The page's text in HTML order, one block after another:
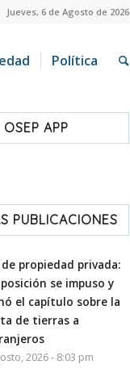
Jueves, 6 de Agosto de 2026
Política
OSEP APP
PUBLICACIONES
de propiedad privada:
se impuso y
el capítulo sobre la
de tierras a
2026 - 8:03 pm